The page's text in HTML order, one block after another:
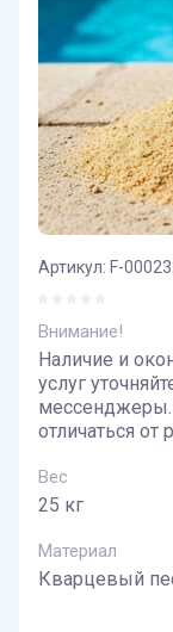
Артикул: F-
Внимание!
Наличие и
услуг
отличаться от
Вес
25 кг
Материал
Кварцевый